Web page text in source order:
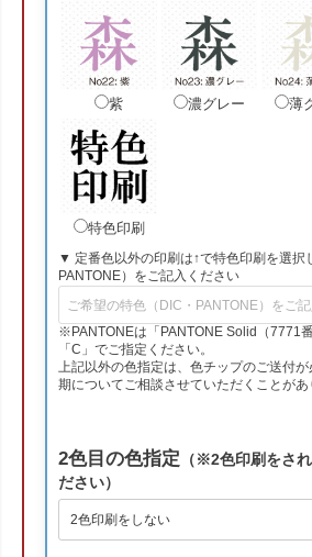
紫 濃グレー 薄
特色印刷
▼ 定番色以外の印刷は↑で特色印刷を選択
PANTONE）をご記入ください
※PANTONEは「PANTONE Solid（7771
「C」でご指定ください。
上記以外の色指定は、色チップのご送付
期についてご相談させていただくことがあ
2色目の色指定 （※2色印刷をさ
ださい）